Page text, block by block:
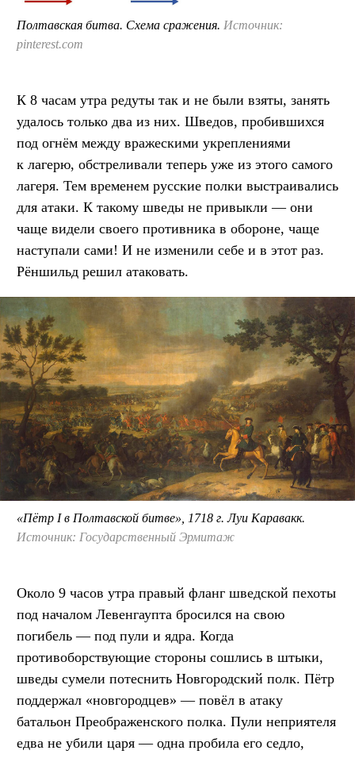
Полтавская битва. Схема сражения. Источник:
pinterest.com
К 8 часам утра редуты так и не были взяты, занять
удалось только два из них. Шведов, пробившихся
под огнём между вражескими укреплениями
к лагерю, обстреливали теперь уже из этого самого
лагеря. Тем временем русские полки выстраивались
для атаки. К такому шведы не привыкли — они
чаще видели своего противника в обороне, чаще
наступали сами! И не изменили себе и в этот раз.
Рёншильд решил атаковать.
«Пётр I в Полтавской битве», 1718 г. Луи Каравакк.
Источник: Государственный Эрмитаж
Около 9 часов утра правый фланг шведской пехоты
под началом Левенгаупта бросился на свою
погибель — под пули и ядра. Когда
противоборствующие стороны сошлись в штыки,
шведы сумели потеснить Новгородский полк. Пётр
поддержал «новгородцев» — повёл в атаку
батальон Преображенского полка. Пули неприятеля
едва не убили царя — одна пробила его седло,